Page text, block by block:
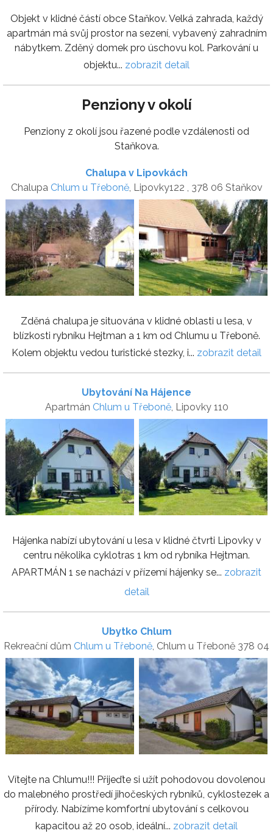
Objekt v klidné částí obce Staňkov. Velká zahrada, každý
apartmán má svůj prostor na sezení, vybavený zahradním
nábytkem. Zděný domek pro úschovu kol. Parkování u
objektu... zobrazit detail
Penziony v okolí
Penziony z okolí jsou řazené podle vzdálenosti od
Staňkova.
Chalupa v Lipovkách
Chalupa Chlum u Třeboně, Lipovky122 , 378 06 Staňkov
Zděná chalupa je situována v klidné oblasti u lesa, v
blízkosti rybníku Hejtman a 1 km od Chlumu u Třeboně.
Kolem objektu vedou turistické stezky, i... zobrazit detail
Ubytování Na Hájence
Apartmán Chlum u Třeboně, Lipovky 110
Hájenka nabízí ubytování u lesa v klidné čtvrti Lipovky v
centru několika cyklotras 1 km od rybníka Hejtman.
APARTMÁN 1 se nachází v přízemí hájenky se... zobrazit
detail
Ubytko Chlum
Rekreační dům Chlum u Třeboně, Chlum u Třeboně 378 04
Vítejte na Chlumu!!! Přijeďte si užít pohodovou dovolenou
do malebného prostředí jihočeských rybníků, cyklostezek a
přírody. Nabízíme komfortní ubytování s celkovou
kapacitou až 20 osob, ideální... zobrazit detail